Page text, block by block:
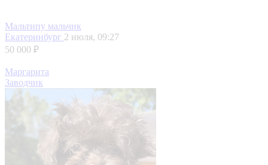
Мальтипу мальчик
Екатеринбург 2 июля, 09:27
50 000 ₽
Маргарита
Заводчик